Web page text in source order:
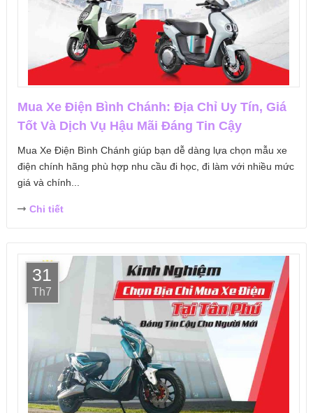
Mua Xe Điện Bình Chánh: Địa Chỉ Uy Tín, Giá
Tốt Và Dịch Vụ Hậu Mãi Đáng Tin Cậy
Mua Xe Điện Bình Chánh giúp bạn dễ dàng lựa chọn mẫu xe
điện chính hãng phù hợp nhu cầu đi học, đi làm với nhiều mức
giá và chính...
Chi tiết
31
Th7